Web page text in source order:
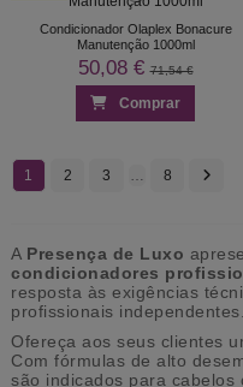
Condicionador Olaplex Bonacure
Manutenção 1000ml
50,08 €71,54 €
Comprar
1 2 3 … 8
A Presença de Luxo
condicionadores
resposta às exigências
profissionais independentes.
Ofereça aos seus clientes
Com fórmulas de alto
são indicados para cabelos